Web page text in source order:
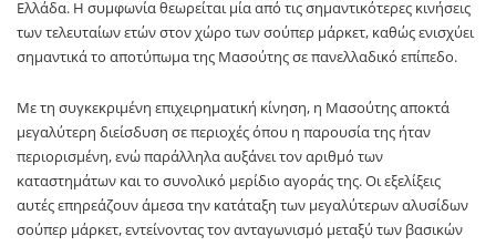
Ελλάδα. Η συμφωνία θεωρείται μία από τις σημαντικότερες κινήσεις
των τελευταίων ετών στον χώρο των σούπερ μάρκετ, καθώς ενισχύει
σημαντικά το αποτύπωμα της Μασούτης σε πανελλαδικό επίπεδο.
Με τη συγκεκριμένη επιχειρηματική κίνηση, η Μασούτης αποκτά
μεγαλύτερη διείσδυση σε περιοχές όπου η παρουσία της ήταν
περιορισμένη, ενώ παράλληλα αυξάνει τον αριθμό των
καταστημάτων και το συνολικό μερίδιο αγοράς της. Οι εξελίξεις
αυτές επηρεάζουν άμεσα την κατάταξη των μεγαλύτερων αλυσίδων
σούπερ μάρκετ, εντείνοντας τον ανταγωνισμό μεταξύ των βασικών